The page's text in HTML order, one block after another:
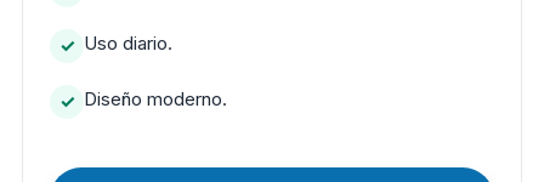
Uso diario.
Diseño moderno.